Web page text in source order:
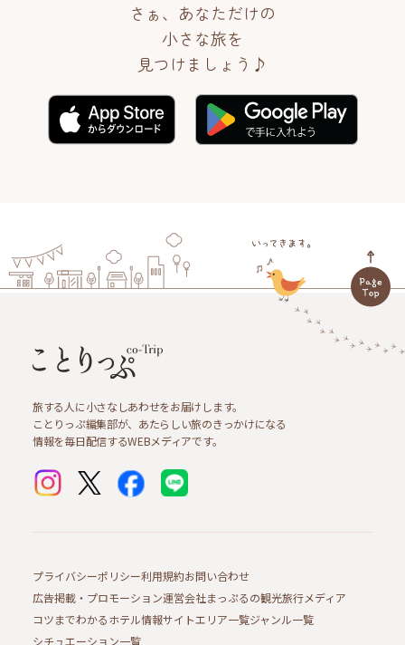
さぁ、あなただけの
小さな旅を
見つけましょう♪
旅する人に小さなしあわせをお届けします。
ことりっぷ編集部が、あたらしい旅のきっかけになる
情報を毎日配信するWEBメディアです。
プライバシーポリシー利用規約お問い合わせ
広告掲載・プロモーション運営会社まっぷるの観光旅行メディア
コツまでわかるホテル情報サイトエリア一覧ジャンル一覧
シチュエーション一覧